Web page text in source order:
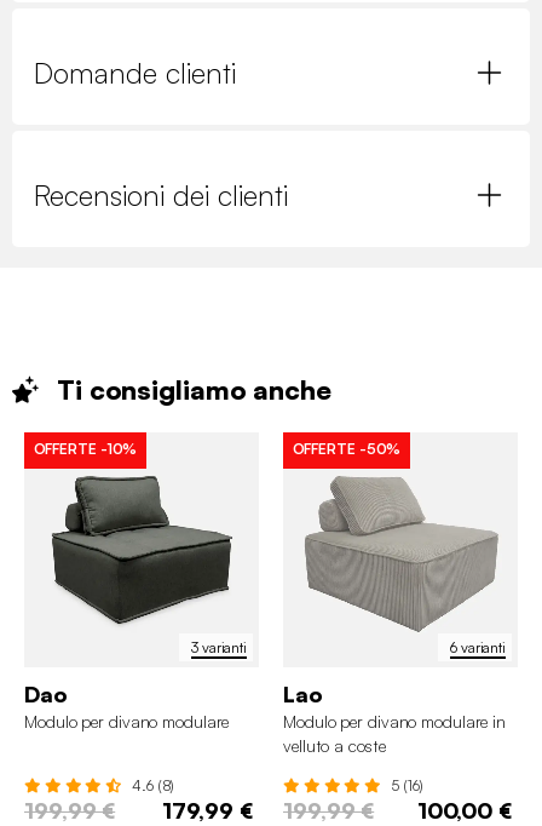
Domande clienti
Recensioni dei clienti
Ti consigliamo anche
3 varianti
OFFERTE -10%
Dao
Modulo per divano modulare
4.6 (8)
199,99 € 179,99 €
6 varianti
OFFERTE -50%
Lao
Modulo per divano modulare in
velluto a coste
5 (16)
199,99 € 100,00 €